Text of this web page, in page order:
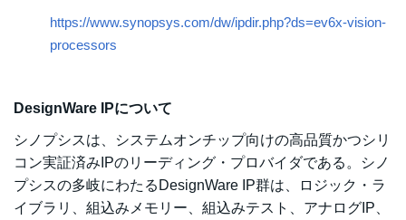
https://www.synopsys.com/dw/ipdir.php?ds=ev6x-vision-
processors
DesignWare IPについて
シノプシスは、システムオンチップ向けの高品質かつシリ
コン実証済みIPのリーディング・プロバイダである。シノ
プシスの多岐にわたるDesignWare IP群は、ロジック・ラ
イブラリ、組込みメモリー、組込みテスト、アナログIP、